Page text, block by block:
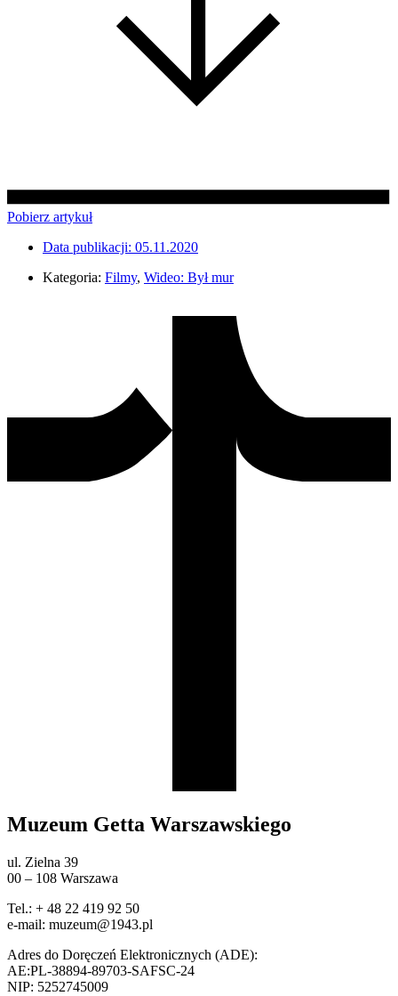
Pobierz artykuł
Data publikacji: 05.11.2020
Kategoria: Filmy, Wideo: Był mur
Muzeum Getta Warszawskiego
ul. Zielna 39
00 – 108 Warszawa
Tel.: + 48 22 419 92 50
e-mail: muzeum@1943.pl
Adres do Doręczeń Elektronicznych (ADE):
AE:PL-38894-89703-SAFSC-24
NIP: 5252745009